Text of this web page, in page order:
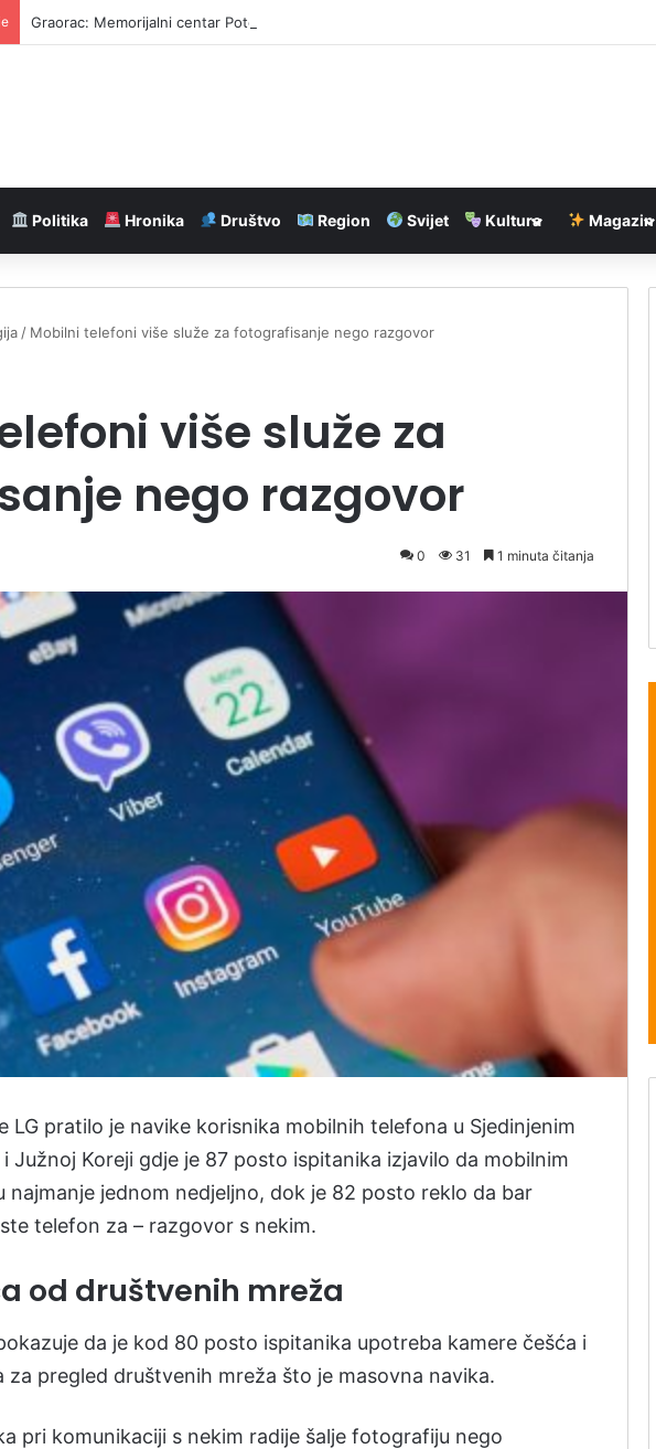
Graorac: Memorijalni centar Potočari ne treba poseban status
Politika Hronika Društvo Region Svijet Kultura Magazin
/ Mobilni telefoni više služe za fotografisanje nego razgovor
više služe za
nego razgovor
0 31 1 minuta čitanja
LG pratilo je navike korisnika mobilnih telefona u Sjedinjenim
Južnoj Koreji gdje je 87 posto ispitanika izjavilo da mobilnim
jednom nedjeljno, dok je 82 posto reklo da bar
telefon za – razgovor s nekim.
od društvenih mreža
da je kod 80 posto ispitanika upotreba kamere češća i
pregled društvenih mreža što je masovna navika.
pri komunikaciji s nekim radije šalje fotografiju nego